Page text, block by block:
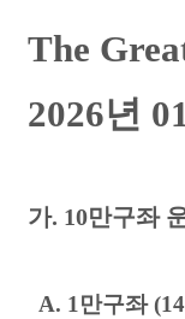
The
2026년
가. 10만구좌
A. 1 만구좌